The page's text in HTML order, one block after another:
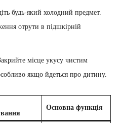
будь-який холодний предмет.
отрути в підшкірній
місце укусу чистим
якщо йдеться про дитину.
Основна функція